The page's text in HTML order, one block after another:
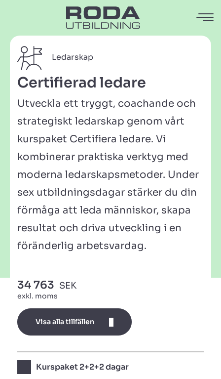
Ledarskap
Certifierad ledare
Utveckla ett tryggt, coachande och
strategiskt ledarskap genom vårt
kurspaket Certifiera ledare. Vi
kombinerar praktiska verktyg med
moderna ledarskapsmetoder. Under
sex utbildningsdagar stärker du din
förmåga att leda människor, skapa
resultat och driva utveckling i en
föränderlig arbetsvardag.
34 763 SEK
exkl. moms
Visa alla tillfällen
Kurspaket 2+2+2 dagar